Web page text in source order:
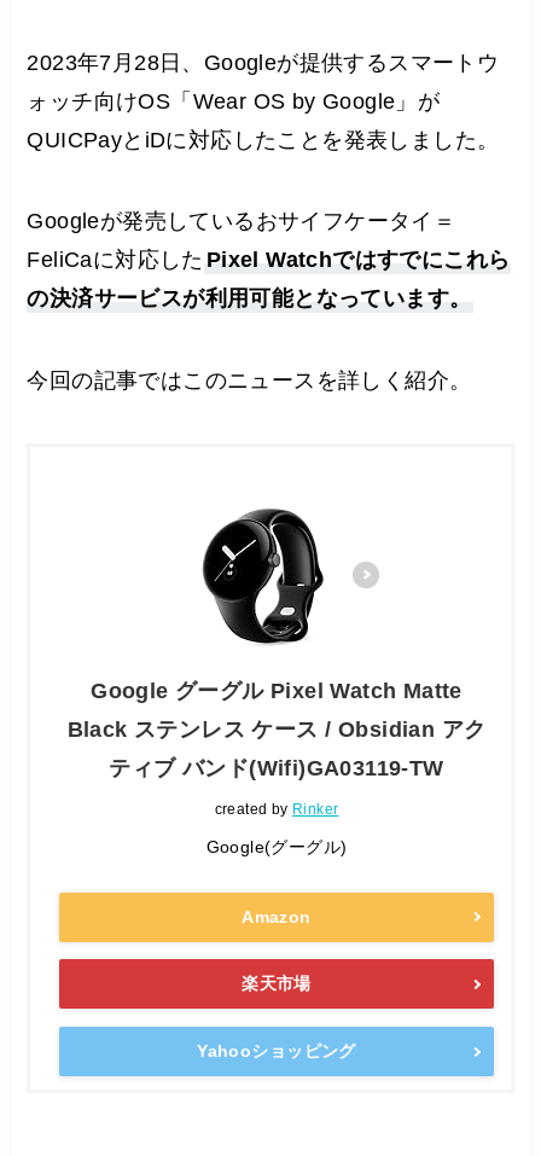
2023年7月28日、Googleが提供するスマートウ
ォッチ向けOS「Wear OS by Google」が
QUICPayとiDに対応したことを発表しました。
Googleが発売しているおサイフケータイ＝
FeliCaに対応した Pixel Watchではすでにこれら
の決済サービスが利用可能となっています。
今回の記事ではこのニュースを詳しく紹介。
Google グーグル Pixel Watch Matte
Black ステンレス ケース / Obsidian アク
ティブ バンド(Wifi)GA03119-TW
created by Rinker
Google(グーグル)
Amazon
楽天市場
Yahooショッピング